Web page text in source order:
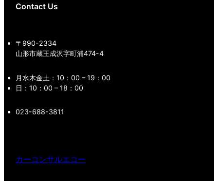
Contact Us
〒990-2334
山形市蔵王成沢字町浦474-4
月水木金土：10：00 – 19：00
日：10：00 – 18：00
023-688-3811
カーコンサルエコー